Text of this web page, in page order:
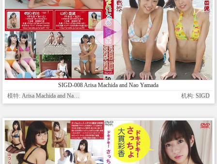
SIGD-008 Arisa Machida and Nao Yamada
模特: Arisa Machida and Nao Yamada 机构: SIGD